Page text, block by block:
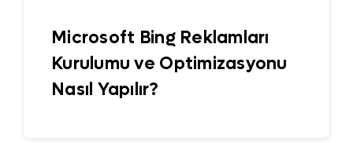
Microsoft Bing Reklamları
Kurulumu ve Optimizasyonu
Nasıl Yapılır?